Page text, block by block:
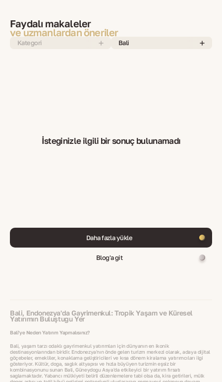
Faydalı makaleler
ve uzmanlardan öneriler
Kategori Bali
İsteğinizle ilgili bir sonuç bulunamadı
Daha fazla yükle
Blog'a git
Bali, Endonezya'da Gayrimenkul: Tropik Yaşam ve Küresel
Yatırımın Buluştuğu Yer
Bali'ye Neden Yatırım Yapmalısınız?
Bali, yaşam tarzı odaklı gayrimenkul yatırımları için dünyanın en ikonik
destinasyonlarından biridir. Endonezya'nın önde gelen turizm merkezi olarak, adaya dijital
göçebeler, emekliler, konaklama geliştiricileri ve kısa dönem kiralama yatırımcıları ilgi
gösteriyor. Kültür, doğa, sağlık altyapısı ve hızla büyüyen turizmin eşsiz bir
kombinasyonunu sunan Bali, Güneydoğu Asya'da etkileyici bir yatırım fırsatı
sağlamaktadır. Yabancı mülkiyeti belirli düzenlemelere tabi olsa da, kira getirileri, mülk